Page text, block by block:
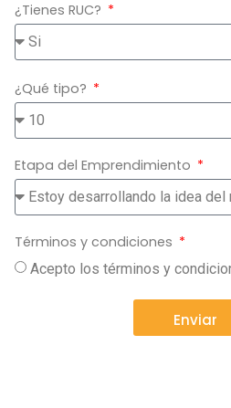
¿Tienes RUC?
¿Qué tipo?
Etapa del Emprendimiento
Términos y condiciones
Acepto los términos y
Enviar